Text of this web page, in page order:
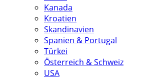
Kanada
Kroatien
Skandinavien
Spanien & Portugal
Türkei
Österreich & Schweiz
USA